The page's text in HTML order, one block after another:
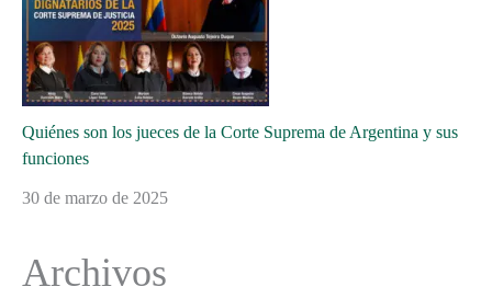
Quiénes son los jueces de la Corte Suprema de Argentina y sus
funciones
30 de marzo de 2025
Archivos